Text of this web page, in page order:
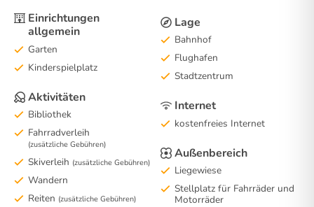
Einrichtungen
allgemein
Garten
Kinderspielplatz
Aktivitäten
Bibliothek
Fahrradverleih
(zusätzliche Gebühren)
Skiverleih (zusätzliche Gebühren)
Wandern
Reiten (zusätzliche Gebühren)
Lage
Bahnhof
Flughafen
Stadtzentrum
Internet
kostenfreies Internet
Außenbereich
Liegewiese
Stellplatz für Fahrräder und
Motorräder